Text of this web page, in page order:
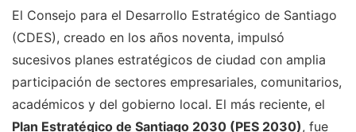
El Consejo para el Desarrollo Estratégico de Santiago
(CDES), creado en los años noventa, impulsó
sucesivos planes estratégicos de ciudad con amplia
participación de sectores empresariales, comunitarios,
académicos y del gobierno local. El más reciente, el
Plan Estratégico de Santiago 2030 (PES 2030), fue